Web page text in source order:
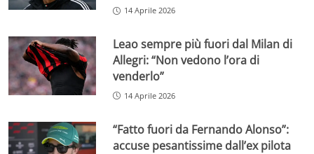
14 Aprile 2026
Leao sempre più fuori dal Milan di
Allegri: “Non vedono l’ora di
venderlo”
14 Aprile 2026
“Fatto fuori da Fernando Alonso”:
accuse pesantissime dall’ex pilota